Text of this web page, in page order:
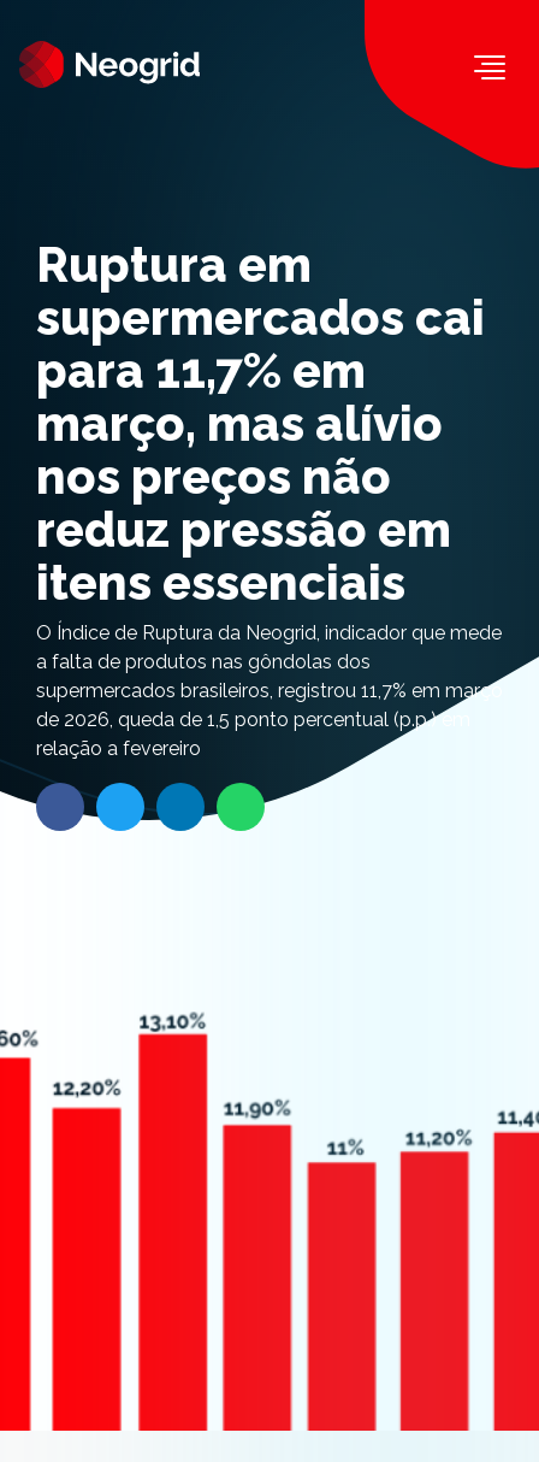
Ruptura em
supermercados cai
para 11,7% em
março, mas alívio
nos preços não
reduz pressão em
itens essenciais
O Índice de Ruptura da Neogrid, indicador que mede
a falta de produtos nas gôndolas dos
supermercados brasileiros, registrou 11,7% em março
de 2026, queda de 1,5 ponto percentual (p.p.) em
relação a fevereiro